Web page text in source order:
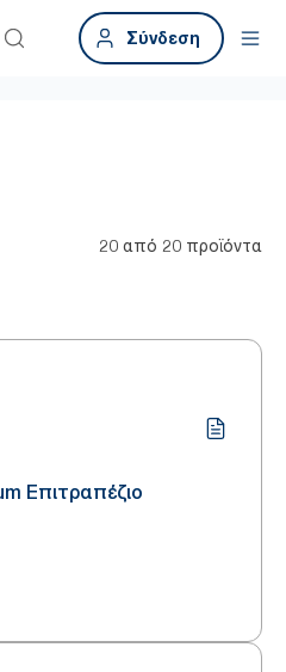
Σύνδεση
20 από 20 προϊόντα
Επιτραπέζιο